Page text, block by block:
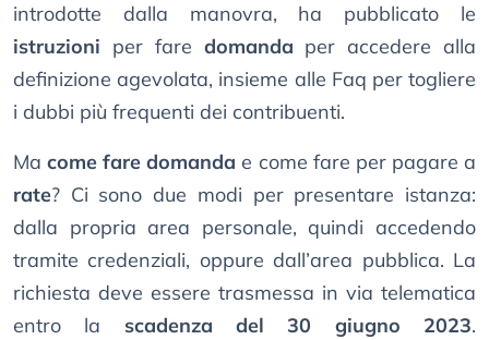
introdotte dalla manovra, ha pubblicato le
istruzioni per fare domanda per accedere alla
definizione agevolata, insieme alle Faq per togliere
i dubbi più frequenti dei contribuenti.
Macome fare domanda e come fare per pagare a
rate? Ci sono due modi per presentare istanza:
dalla propria area personale, quindi accedendo
tramite credenziali, oppure dall’area pubblica. La
richiesta deve essere trasmessa in via telematica
entro la scadenza del 30 giugno 2023.